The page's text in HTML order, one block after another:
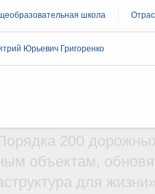
школа
Юрьевич Григоренко
в сфере строительства
130
построено под
200
объектам,
для